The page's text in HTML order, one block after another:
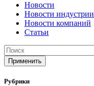
Новости
Новости индустрии
Новости компаний
Статьи
Применить
Рубрики